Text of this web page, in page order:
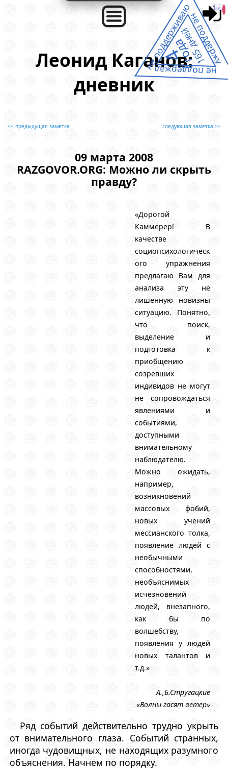
Леонид Каганов:
дневник
<< предыдущая заметка следующая заметка >>
09 марта 2008
RAZGOVOR.ORG: Можно ли скрыть
правду?
«Дорогой
Каммерер! В
качестве
социопсихологическ
ого упражнения
предлагаю Вам для
анализа эту не
лишенную новизны
ситуацию. Понятно,
что поиск,
выделение и
подготовка к
приобщению
созревших
индивидов не могут
не сопровождаться
явлениями и
событиями,
доступными
внимательному
наблюдателю.
Можно ожидать,
например,
возникновений
массовых фобий,
новых учений
мессианского толка,
появление людей с
необычными
способностями,
необъяснимых
исчезновений
людей, внезапного,
как бы по
волшебству,
появления у людей
новых талантов и
т.д.»
А.,Б.Стругацкие
«Волны гасят ветер»
Ряд событий действительно трудно укрыть
от внимательного глаза. Событий странных,
иногда чудовищных, не находящих разумного
объяснения. Начнем по порядку.
не поддержал
не поддерживаюне поддержу
4
года
165 дней